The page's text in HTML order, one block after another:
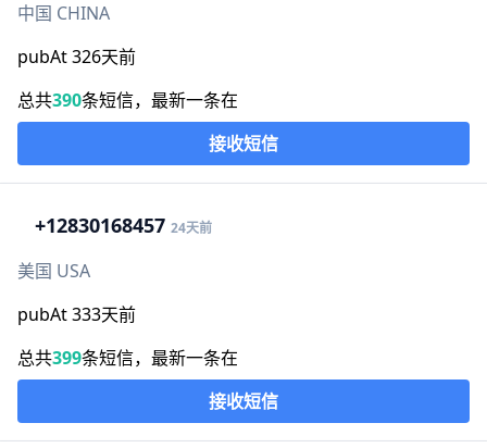
中国 CHINA
pubAt 326天前
总共390条短信，最新一条在
接收短信
+12830168457 24天前
美国 USA
pubAt 333天前
总共399条短信，最新一条在
接收短信